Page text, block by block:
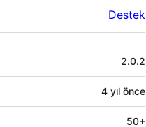
Destek
2.0.2
4 yıl önce
50+